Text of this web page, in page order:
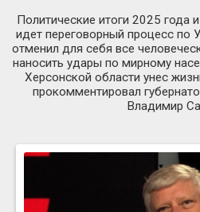
Политические итоги 2025 года
идет переговорный процесс по
отменил для себя все
наносить удары по мирному
Херсонской области унес
прокомментировал
Владимир